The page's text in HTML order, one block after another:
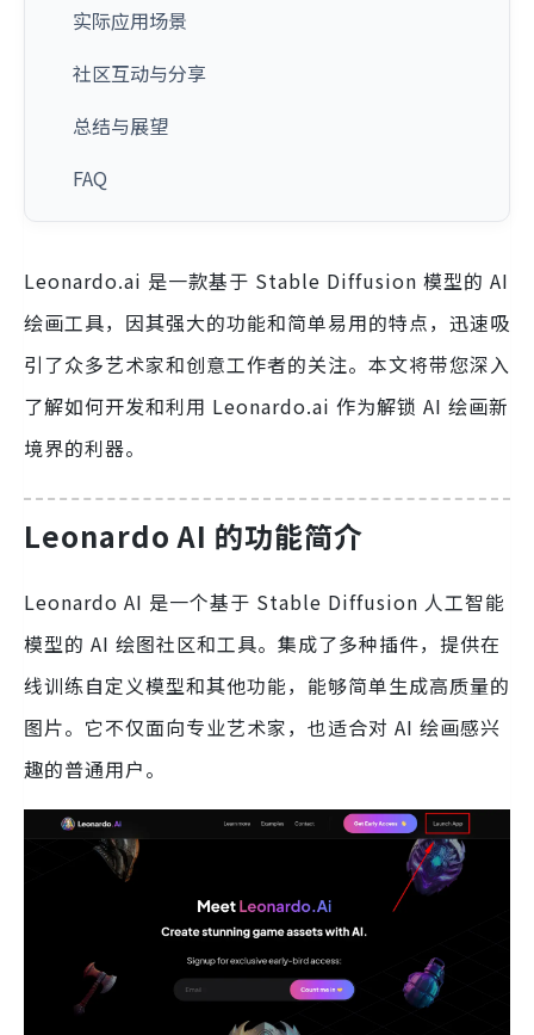
实际应用场景
社区互动与分享
总结与展望
FAQ
Leonardo.ai 是一款基于 Stable Diffusion 模型的 AI
绘画工具，因其强大的功能和简单易用的特点，迅速吸
引了众多艺术家和创意工作者的关注。本文将带您深入
了解如何开发和利用 Leonardo.ai 作为解锁 AI 绘画新
境界的利器。
Leonardo AI 的功能简介
Leonardo AI 是一个基于 Stable Diffusion 人工智能
模型的 AI 绘图社区和工具。集成了多种插件，提供在
线训练自定义模型和其他功能，能够简单生成高质量的
图片。它不仅面向专业艺术家，也适合对 AI 绘画感兴
趣的普通用户。